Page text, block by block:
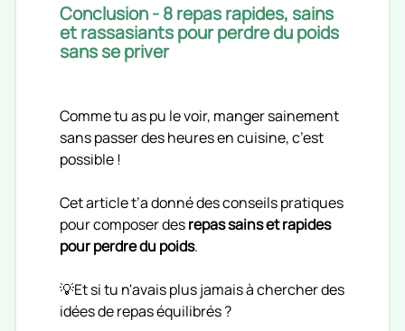
Conclusion - 8 repas rapides, sains
et rassasiants pour perdre du poids
sans se priver
Comme tu as pu le voir, manger sainement
sans passer des heures en cuisine, c’est
possible !
Cet article t’a donné des conseils pratiques
pour composer desrepas sains et rapides
pour perdre du poids.
💡Et si tu n'avais plus jamais à chercher des
idées de repas équilibrés ?